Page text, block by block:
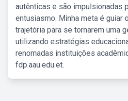
autênticas e são impulsionadas
entusiasmo. Minha meta é guiar
trajetória para se tornarem uma
utilizando estratégias
renomadas instituições
fdp.aau.edu.et.